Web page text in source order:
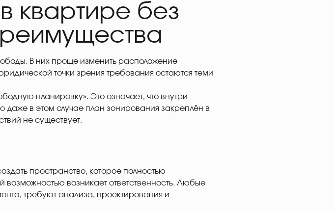
квартире без
В них проще изменить расположение
точки зрения требования остаются теми
планировку». Это означает, что внутри
даже в этом случае план зонирования закреплён в
не существует.
пространство, которое полностью
возможностью возникает ответственность. Любые
требуют анализа, проектирования и